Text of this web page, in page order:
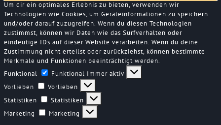
Um dir ein optimales Erlebnis zu bieten, verwenden wir
Technologien wie Cookies, um Geräteinformationen zu speichern
und/oder darauf zuzugreifen. Wenn du diesen Technologien
zustimmst, können wir Daten wie das Surfverhalten oder
eindeutige IDs auf dieser Website verarbeiten. Wenn du deine
Zustimmung nicht erteilst oder zurückziehst, können bestimmte
Merkmale und Funktionen beeinträchtigt werden.
Funktional
Funktional Immer aktiv
Vorlieben
Vorlieben
Statistiken
Statistiken
Marketing
Marketing